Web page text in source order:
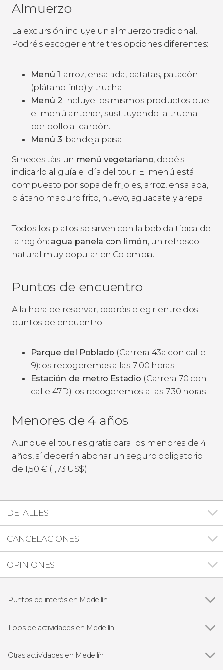
Almuerzo
La excursión incluye un almuerzo tradicional.
Podréis escoger entre tres opciones diferentes:
Menú 1: arroz, ensalada, patatas, patacón
(plátano frito) y trucha.
Menú 2: incluye los mismos productos que
el menú anterior, sustituyendo la trucha
por pollo al carbón.
Menú 3: bandeja paisa.
Si necesitáis un menú vegetariano, debéis
indicarlo al guía el día del tour. El menú está
compuesto por sopa de frijoles, arroz, ensalada,
plátano maduro frito, huevo, aguacate y arepa.
Todos los platos se sirven con la bebida típica de
la región: agua panela con limón, un refresco
natural muy popular en Colombia.
Puntos de encuentro
A la hora de reservar, podréis elegir entre dos
puntos de encuentro:
Parque del Poblado (Carrera 43a con calle
9): os recogeremos a las 7:00 horas.
Estación de metro Estadio (Carrera 70 con
calle 47D): os recogeremos a las 7:30 horas.
Menores de 4 años
Aunque el tour es gratis para los menores de 4
años, sí deberán abonar un seguro obligatorio
de 1,50€ (1,73 US$).
DETALLES
CANCELACIONES
OPINIONES
Puntos de interés en Medellín
Comuna 13
Comuna 3
Tipos de actividades en Medellín
Free tours en Medellín
Otras actividades en Medellín